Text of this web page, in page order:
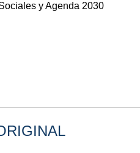
y Agenda 2030